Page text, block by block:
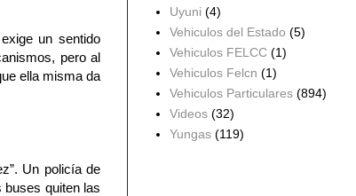
un sentido
pero al
ella misma da
Un policía de
buses quiten las
Uyuni (4)
Vehiculos del Estado (5)
Vehiculos FELCC (1)
Vehiculos Felcn (1)
Vehiculos Particulares (894)
Videos (32)
Yungas (119)